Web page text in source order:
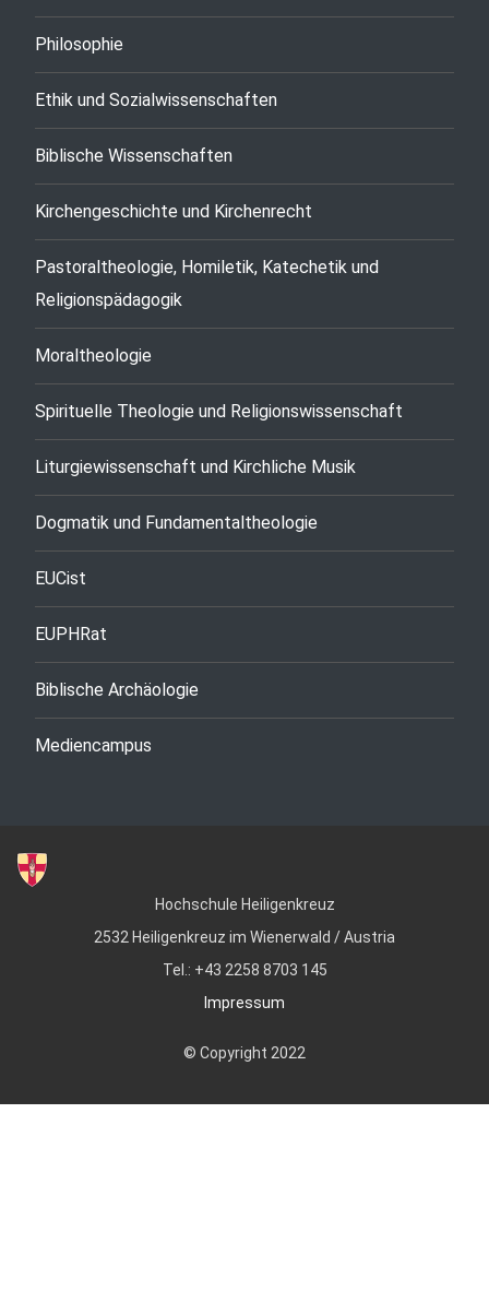
Philosophie
Ethik und Sozialwissenschaften
Biblische Wissenschaften
Kirchengeschichte und Kirchenrecht
Pastoraltheologie, Homiletik, Katechetik und
Religionspädagogik
Moraltheologie
Spirituelle Theologie und Religionswissenschaft
Liturgiewissenschaft und Kirchliche Musik
Dogmatik und Fundamentaltheologie
EUCist
EUPHRat
Biblische Archäologie
Mediencampus
Hochschule Heiligenkreuz
2532 Heiligenkreuz im Wienerwald / Austria
Tel.: +43 2258 8703 145
Impressum
© Copyright 2022